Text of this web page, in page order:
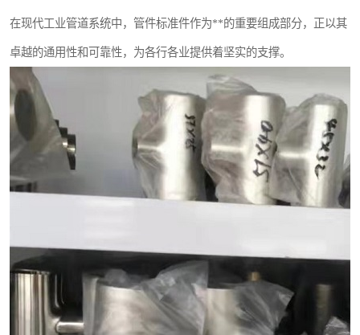
在现代工业管道系统中，管件标准件作为**的重要组成部分，正以其
卓越的通用性和可靠性，为各行各业提供着坚实的支撑。